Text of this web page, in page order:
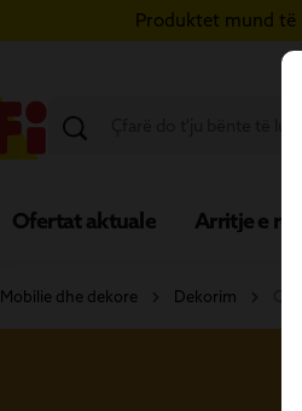
Produktet mund të
Ofertat aktuale Arritje e re
Mobilie dhe dekore Dekorim